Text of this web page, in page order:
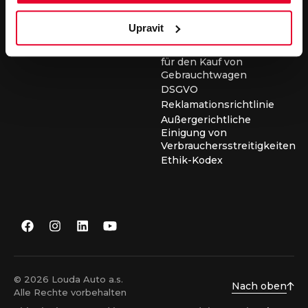
Upravit
für die Durchführung von
Allgemeine
Geschäftsbedingungen
für den Kauf von
Gebrauchtwagen
DSGVO
Reklamationsrichtlinie
Außergerichtliche
Einigung von
Verbrauchersstreitigkeiten
Ethik-Kodex
© 2026 Louda Auto a.s.
Alle Rechte vorbehalten
Nach oben